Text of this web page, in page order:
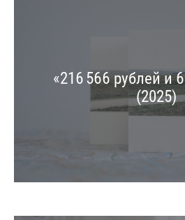
«216 566 рублей и
(2025)